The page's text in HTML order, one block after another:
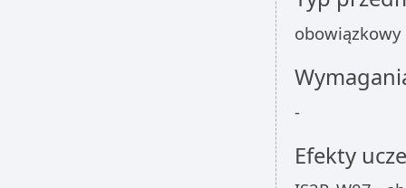
obowiązkowy
-
Efekty